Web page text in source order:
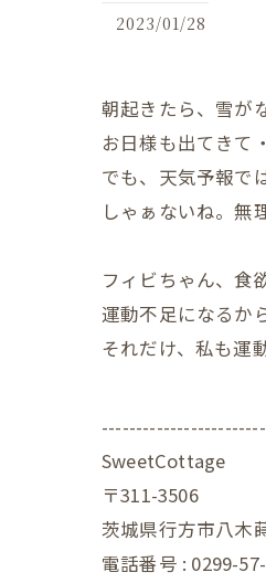
2023/01/28
朝起きたら、雪が
お日様も出てきて
でも、天気予報で
しゃぁないね。無
フィビちゃん、食
運動不足になるか
それだけ、私も運
SweetCottage
〒311-3506
茨城県行方市八木
電話番号 : 0299-